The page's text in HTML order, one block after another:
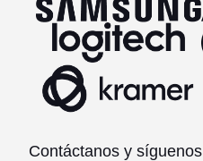
Contáctanos y síguenos